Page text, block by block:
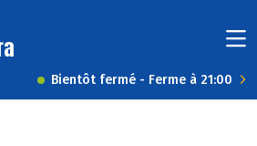
Bientôt fermé - Ferme à 21:00